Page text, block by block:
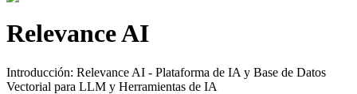
Relevance AI
Introducción: Relevance AI - Plataforma de IA y Base de Datos
Vectorial para LLM y Herramientas de IA